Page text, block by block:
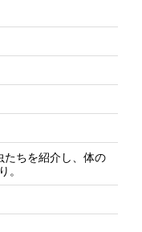
たちを紹介し、体の
。